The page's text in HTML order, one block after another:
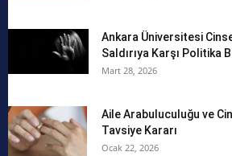
Ankara Üniversitesi
Saldırıya Karşı Politika
Mart 28, 2026
Aile Arabuluculuğu ve
Tavsiye Kararı
Ocak 22, 2026